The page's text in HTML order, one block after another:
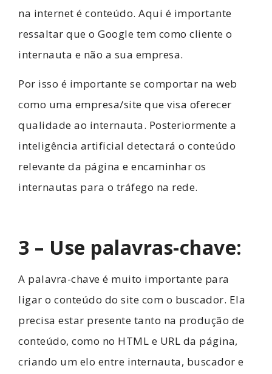
na internet é conteúdo. Aqui é importante
ressaltar que o Google tem como cliente o
internauta e não a sua empresa.
Por isso é importante se comportar na web
como uma empresa/site que visa oferecer
qualidade ao internauta. Posteriormente a
inteligência artificial detectará o conteúdo
relevante da página e encaminhar os
internautas para o tráfego na rede.
3 – Use palavras-chave:
A palavra-chave é muito importante para
ligar o conteúdo do site com o buscador. Ela
precisa estar presente tanto na produção de
conteúdo, como no HTML e URL da página,
criando um elo entre internauta, buscador e